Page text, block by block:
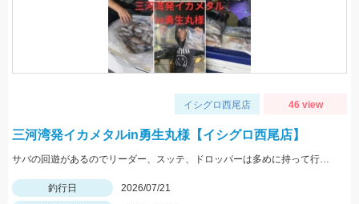
イシグロ西尾店 46 view
三河湾発イカメタルin勇生丸様【イシグロ西尾店】
サバの回遊があるのでリーダー、スッテ、ドロッパーは多めに持って行きましょう♪
釣行日
2026/07/21